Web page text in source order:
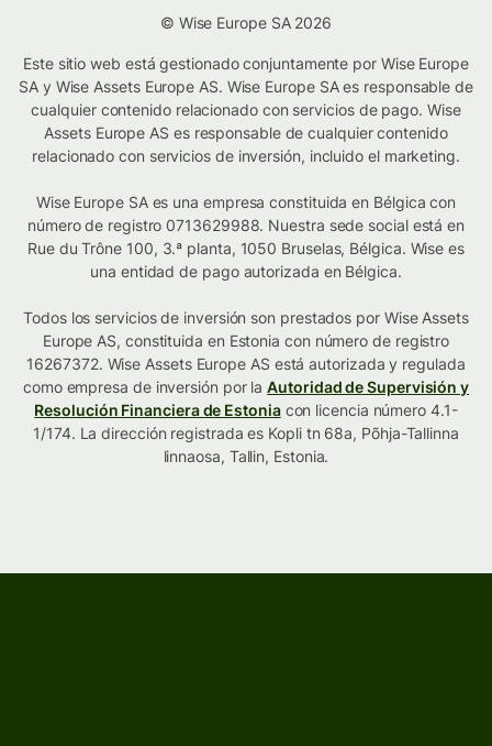
© Wise Europe SA 2026
Este sitio web está gestionado conjuntamente por Wise Europe
SA y Wise Assets Europe AS. Wise Europe SA es responsable de
cualquier contenido relacionado con servicios de pago. Wise
Assets Europe AS es responsable de cualquier contenido
relacionado con servicios de inversión, incluido el marketing.
Wise Europe SA es una empresa constituida en Bélgica con
número de registro 0713629988. Nuestra sede social está en
Rue du Trône 100, 3.ª planta, 1050 Bruselas, Bélgica. Wise es
una entidad de pago autorizada en Bélgica.
Todos los servicios de inversión son prestados por Wise Assets
Europe AS, constituida en Estonia con número de registro
16267372. Wise Assets Europe AS está autorizada y regulada
como empresa de inversión por laAutoridad de Supervisión y
Resolución Financiera de Estoniacon licencia número 4.1-
1/174. La dirección registrada es Kopli tn 68a, Põhja-Tallinna
linnaosa, Tallin, Estonia.